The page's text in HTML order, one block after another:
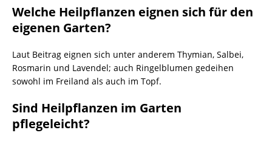
Welche Heilpflanzen eignen sich für den
eigenen Garten?
Laut Beitrag eignen sich unter anderem Thymian, Salbei,
Rosmarin und Lavendel; auch Ringelblumen gedeihen
sowohl im Freiland als auch im Topf.
Sind Heilpflanzen im Garten
pflegeleicht?